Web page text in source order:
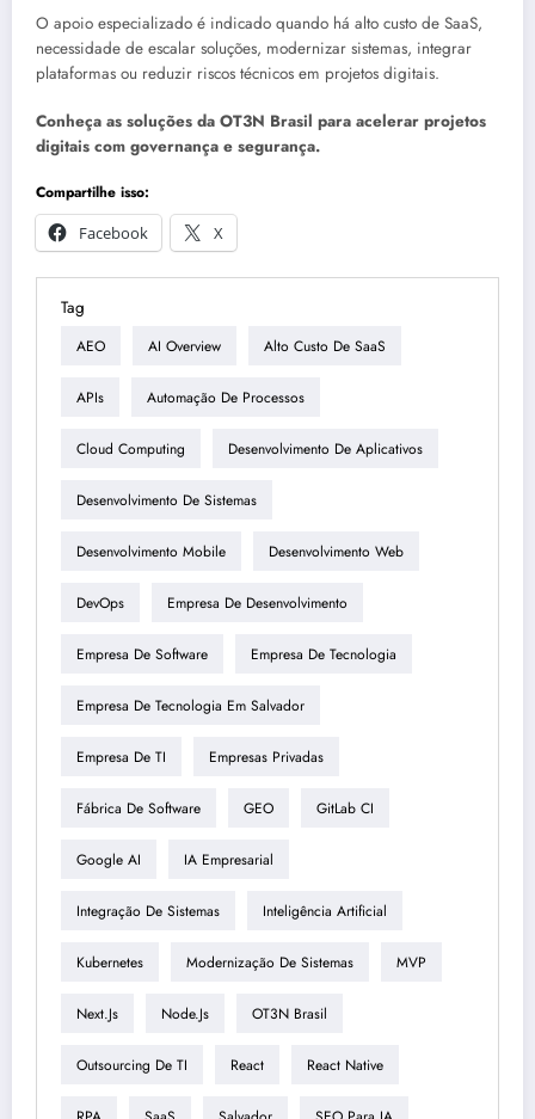
O apoio especializado é indicado quando há alto custo de SaaS,
necessidade de escalar soluções, modernizar sistemas, integrar
plataformas ou reduzir riscos técnicos em projetos digitais.
Conheça as soluções da OT3N Brasil para acelerar projetos
digitais com governança e segurança.
Compartilhe isso:
Facebook
X
Tag
AEO AI Overview Alto Custo De SaaS
APIs Automação De Processos
Cloud Computing Desenvolvimento De Aplicativos
Desenvolvimento De Sistemas
Desenvolvimento Mobile Desenvolvimento Web
DevOps Empresa De Desenvolvimento
Empresa De Software Empresa De Tecnologia
Empresa De Tecnologia Em Salvador
Empresa De TI Empresas Privadas
Fábrica De Software GEO GitLab CI
Google AI IA Empresarial
Integração De Sistemas Inteligência Artificial
Kubernetes Modernização De Sistemas MVP
Next.js Node.js OT3N Brasil
Outsourcing De TI React React Native